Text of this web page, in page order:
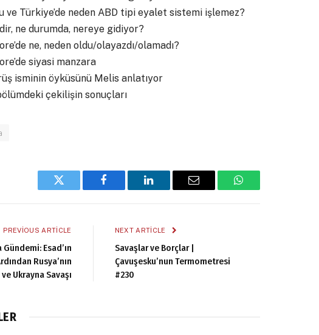
ve Türkiye’de neden ABD tipi eyalet sistemi işlemez?
ne durumda, nereye gidiyor?
ne, neden oldu/olayazdı/olamadı?
siyasi manzara
isminin öyküsünü Melis anlatıyor
çekilişin sonuçları
Twitter Facebook LinkedIn Email WhatsApp
PREVIOUS ARTICLE
Gündemi: Esad’ın
Rusya’nın
Ukrayna Savaşı
NEXT ARTICLE
Savaşlar ve Borçlar |
Çavuşesku’nun Termometresi
#230